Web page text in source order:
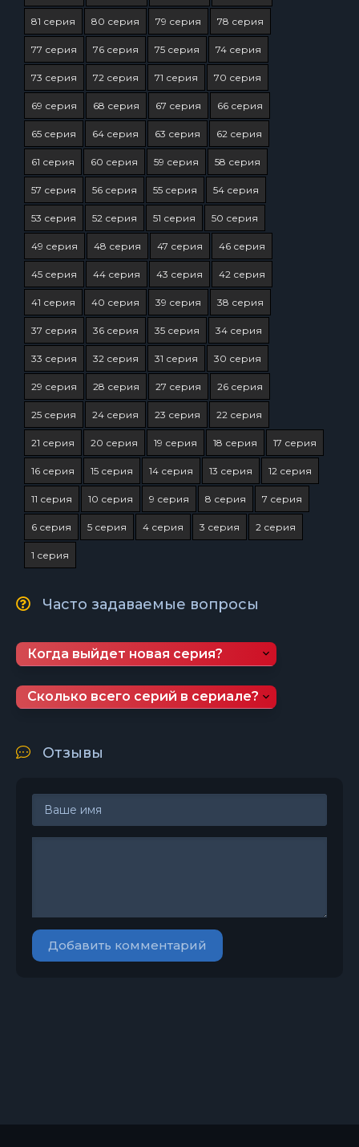
81 серия 80 серия 79 серия 78 серия
77 серия 76 серия 75 серия 74 серия
73 серия 72 серия 71 серия 70 серия
69 серия 68 серия 67 серия 66 серия
65 серия 64 серия 63 серия 62 серия
61 серия 60 серия 59 серия 58 серия
57 серия 56 серия 55 серия 54 серия
53 серия 52 серия 51 серия 50 серия
49 серия 48 серия 47 серия 46 серия
45 серия 44 серия 43 серия 42 серия
41 серия 40 серия 39 серия 38 серия
37 серия 36 серия 35 серия 34 серия
33 серия 32 серия 31 серия 30 серия
29 серия 28 серия 27 серия 26 серия
25 серия 24 серия 23 серия 22 серия
21 серия 20 серия 19 серия 18 серия 17 серия
16 серия 15 серия 14 серия 13 серия 12 серия
11 серия 10 серия 9 серия 8 серия 7 серия
6 серия 5 серия 4 серия 3 серия 2 серия
1 серия
Часто задаваемые вопросы
Когда выйдет новая серия?
Сколько всего серий в сериале?
Отзывы
Добавить комментарий